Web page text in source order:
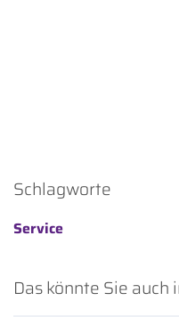
Schlagworte
Service
Das könnte Sie